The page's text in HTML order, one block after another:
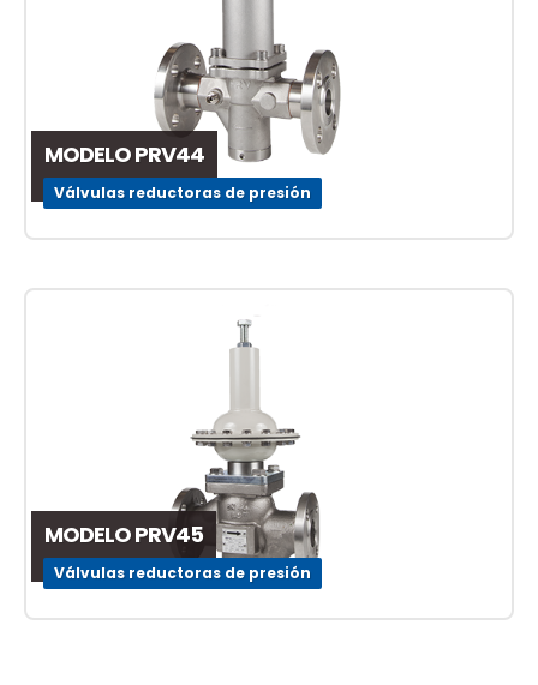
MODELO PRV44
Válvulas reductoras de presión
MODELO PRV45
Válvulas reductoras de presión